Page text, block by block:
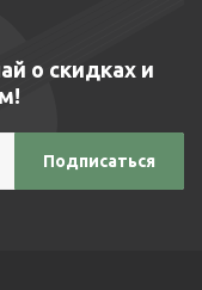
о скидках и